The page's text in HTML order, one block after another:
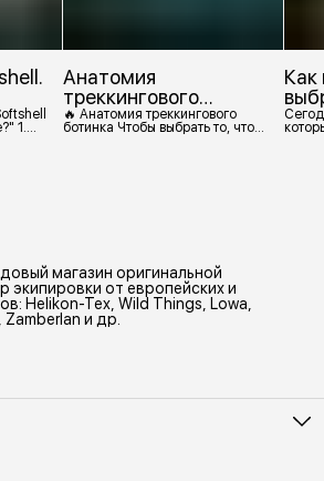
1.
Анатомия
треккингового
ботинка
🔥 Анатомия треккингового
ботинка Чтобы выбрать то, что
пропорциях. Обеспечивает
сцепление с поверхностью,
защиту от истрирания и износа,
а также безопасность. 2
Как
магазин оригинальной
экипировки от европейских и
Helikon-Tex, Wild Things, Lowa,
и др.